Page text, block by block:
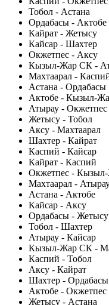
Тобол - Астана
Ордабасы - Актобе
Кайрат - Жетысу
Кайсар - Шахтер
Окжетпес - Аксу
Кызыл-Жар СК -
Махтаарал -
Астана - Ордабасы
Актобе - Кызыл-
Атырау - Окжетпес
Жетысу - Тобол
Аксу - Махтаарал
Шахтер - Кайрат
Каспий - Кайсар
Кайрат - Каспий
Окжетпес -
Махтаарал -
Астана - Актобе
Кайсар - Аксу
Ордабасы - Жетысу
Тобол - Шахтер
Атырау - Кайсар
Кызыл-Жар СК -
Каспий - Тобол
Аксу - Кайрат
Шахтер - Ордабасы
Актобе - Окжетпес
Жетысу - Астана